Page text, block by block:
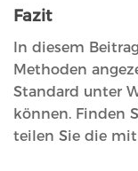
Fazit
In diesem
Methoden
Standard unter
können. Finden
teilen Sie die